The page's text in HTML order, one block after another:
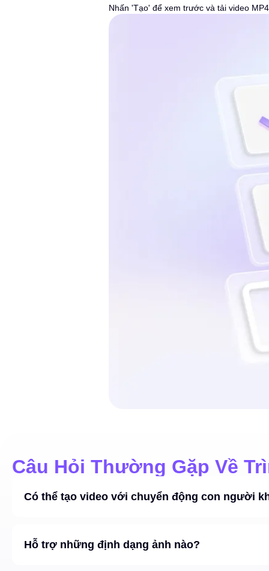
Nhấn 'Tạo' để xem trước và tải video
Câu Hỏi Thường Gặp Về
Có thể tạo video với chuyển động con người
Hỗ trợ những định dạng ảnh nào?